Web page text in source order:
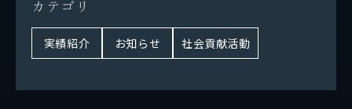
SDGsの取り組み
パートナーシップ構築宣言
カ テゴ リ
実績紹介 お知らせ 社会貢献活動